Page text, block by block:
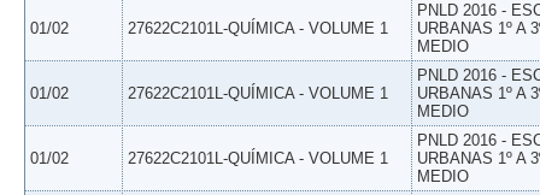
01/02 27622C2101L-QUÍMICA - VOLUME 1
PNLD 2016 -
URBANAS 1º A
MEDIO
01/02 27622C2101L-QUÍMICA - VOLUME 1
PNLD 2016 -
URBANAS 1º A
MEDIO
01/02 27622C2101L-QUÍMICA - VOLUME 1
PNLD 2016 -
URBANAS 1º A
MEDIO